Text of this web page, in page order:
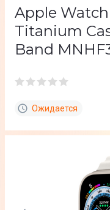
Apple
Titanium
Band
Ожидается